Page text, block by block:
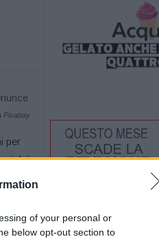
of your personal or
below opt-out section to
Pixabay
per
di